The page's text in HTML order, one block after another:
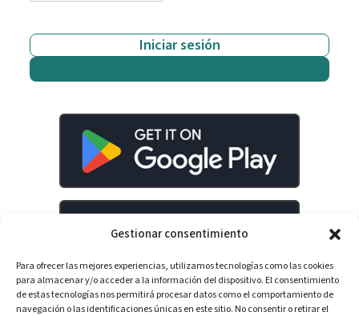
Gestionar consentimiento
Para ofrecer las mejores experiencias, utilizamos tecnologías como las cookies
para almacenar y/o acceder a la información del dispositivo. El consentimiento
de estas tecnologías nos permitirá procesar datos como el comportamiento de
navegación o las identificaciones únicas en este sitio. No consentir o retirar el
Iniciar sesión